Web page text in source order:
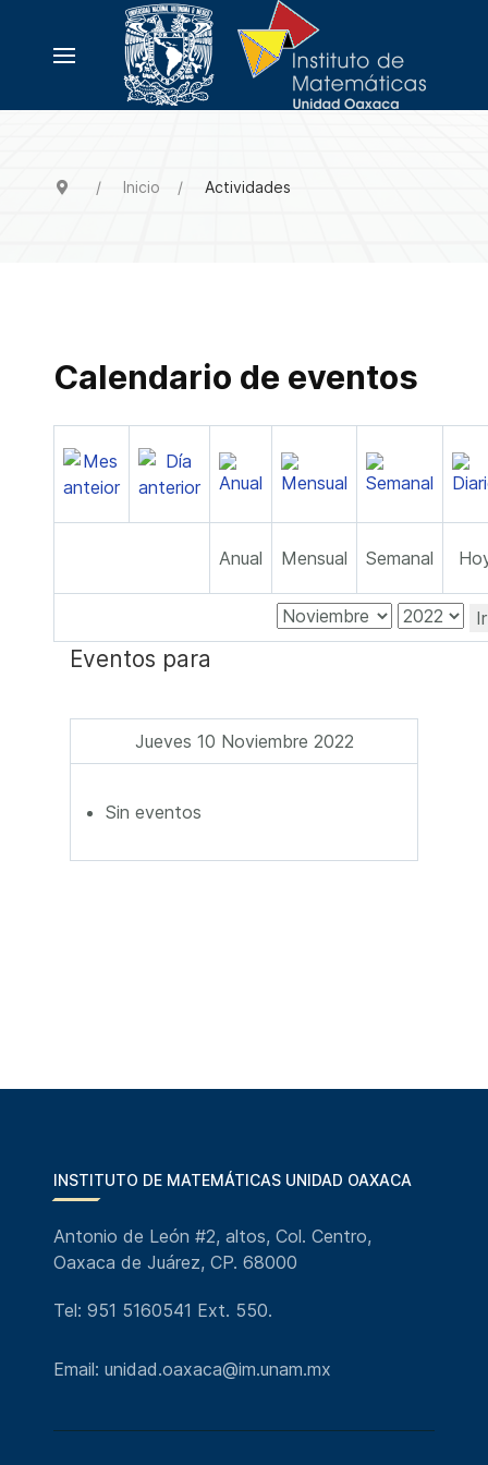
Inicio Actividades
Calendario de eventos
Anual Mensual Semanal
Eventos para
Jueves 10 Noviembre 2022
Sin eventos
INSTITUTO DE MATEMÁTICAS UNIDAD OAXACA
Antonio de León #2, altos, Col. Centro,
Oaxaca de Juárez, CP. 68000
Tel: 951 5160541 Ext. 550.
Email: unidad.oaxaca@im.unam.mx